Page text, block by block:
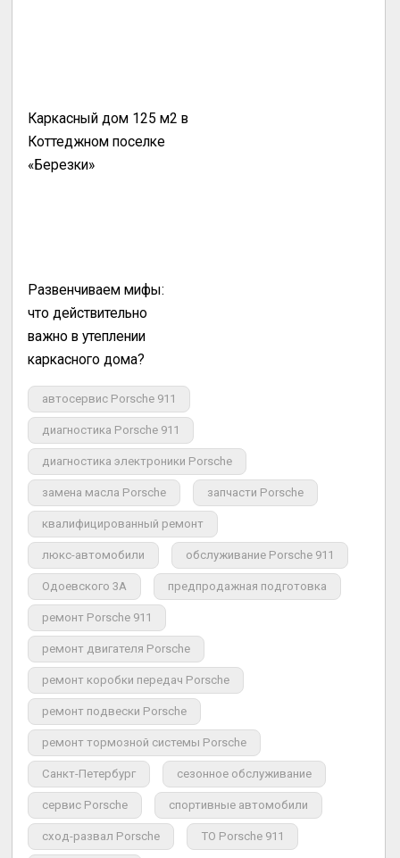
Каркасный дом 125 м2 в
Коттеджном поселке
«Березки»
Развенчиваем мифы:
что действительно
важно в утеплении
каркасного дома?
автосервис Porsche 911
диагностика Porsche 911
диагностика электроники Porsche
замена масла Porsche запчасти Porsche
квалифицированный ремонт
люкс-автомобили обслуживание Porsche 911
Одоевского 3А предпродажная подготовка
ремонт Porsche 911
ремонт двигателя Porsche
ремонт коробки передач Porsche
ремонт подвески Porsche
ремонт тормозной системы Porsche
Санкт-Петербург сезонное обслуживание
сервис Porsche спортивные автомобили
сход-развал Porsche ТО Porsche 911